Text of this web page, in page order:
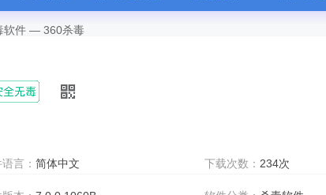
软件 — 360杀毒
语言：简体中文 下载次数： 234次